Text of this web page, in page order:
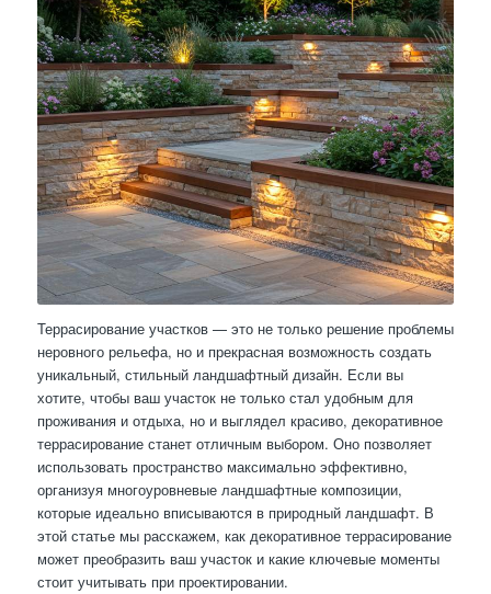
Террасирование участков — это не только решение проблемы
неровного рельефа, но и прекрасная возможность создать
уникальный, стильный ландшафтный дизайн. Если вы
хотите, чтобы ваш участок не только стал удобным для
проживания и отдыха, но и выглядел красиво, декоративное
террасирование станет отличным выбором. Оно позволяет
использовать пространство максимально эффективно,
организуя многоуровневые ландшафтные композиции,
которые идеально вписываются в природный ландшафт. В
этой статье мы расскажем, как декоративное террасирование
может преобразить ваш участок и какие ключевые моменты
стоит учитывать при проектировании.